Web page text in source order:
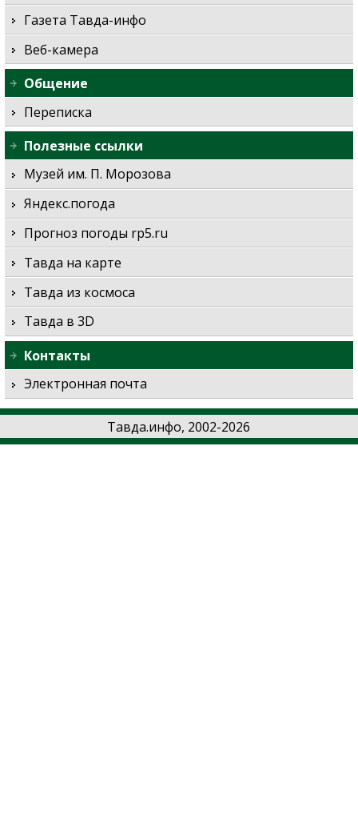
Газета Тавда-инфо
Веб-камера
Общение
Переписка
Полезные ссылки
Музей им. П. Морозова
Яндекс.погода
Прогноз погоды rp5.ru
Тавда на карте
Тавда из космоса
Тавда в 3D
Контакты
Электронная почта
Тавда.инфо, 2002-2026